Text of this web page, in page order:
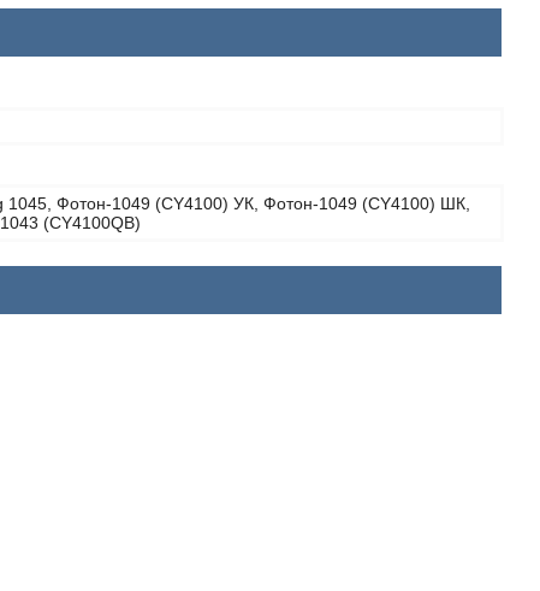
1045, Фотон-1049 (CY4100) УК, Фотон-1049 (CY4100) ШК,
(CY4100QB)